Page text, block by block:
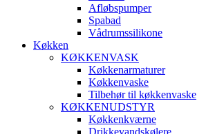
Afløbspumper
Spabad
Vådrumssilikone
Køkken
KØKKENVASK
Køkkenarmaturer
Køkkenvaske
Tilbehør til køkkenvaske
KØKKENUDSTYR
Køkkenkværne
Drikkevandskølere